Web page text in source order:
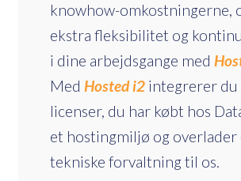
knowhow-omkostningerne,
ekstra fleksibilitet og
i dine arbejdsgange med
Med Hosted i2 integrerer du
licenser, du har købt hos
et hostingmiljø og overlader
tekniske forvaltning til os.